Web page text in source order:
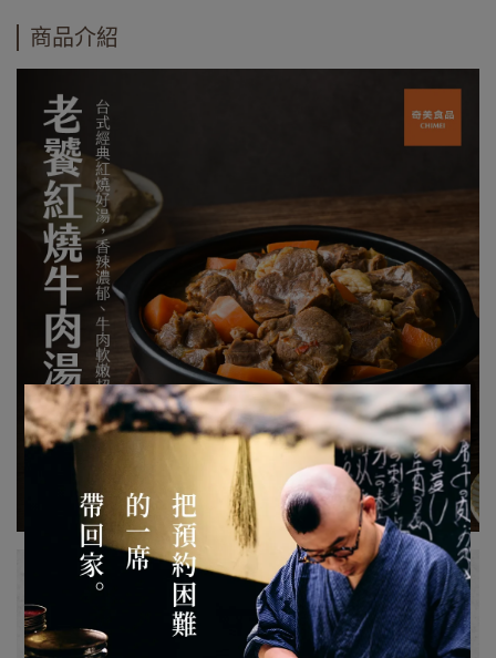
商品介紹